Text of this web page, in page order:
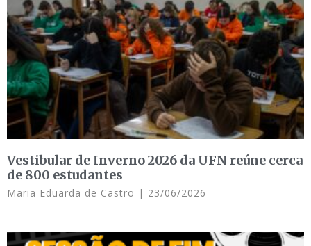
Vestibular de Inverno 2026 da UFN reúne cerca
de 800 estudantes
Maria Eduarda de Castro 23/06/2026